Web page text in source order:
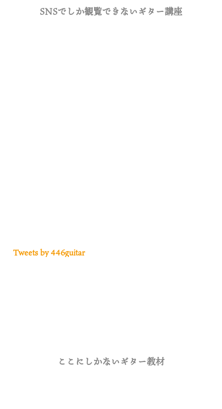
SNSでしか観覧できないギター講座
Tweets by 446guitar
ここにしかないギター教材